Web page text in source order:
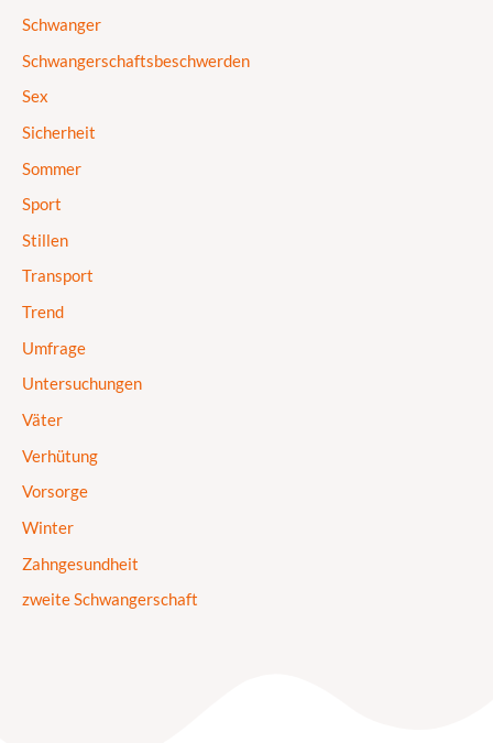
Schwanger
Schwangerschaftsbeschwerden
Sex
Sicherheit
Sommer
Sport
Stillen
Transport
Trend
Umfrage
Untersuchungen
Väter
Verhütung
Vorsorge
Winter
Zahngesundheit
zweite Schwangerschaft